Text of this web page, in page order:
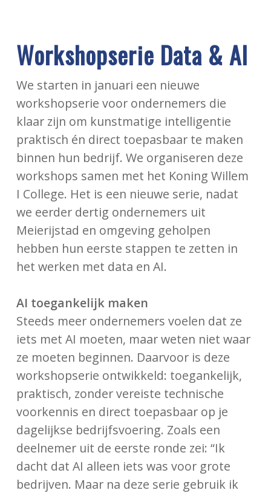
Workshopserie Data & AI
We starten in januari een nieuwe
workshopserie voor ondernemers die
klaar zijn om kunstmatige intelligentie
praktisch én direct toepasbaar te maken
binnen hun bedrijf. We organiseren deze
workshops samen met het Koning Willem
I College. Het is een nieuwe serie, nadat
we eerder dertig ondernemers uit
Meierijstad en omgeving geholpen
hebben hun eerste stappen te zetten in
het werken met data en AI.
AI toegankelijk maken
Steeds meer ondernemers voelen dat ze
iets met AI moeten, maar weten niet waar
ze moeten beginnen. Daarvoor is deze
workshopserie ontwikkeld: toegankelijk,
praktisch, zonder vereiste technische
voorkennis en direct toepasbaar op je
dagelijkse bedrijfsvoering. Zoals een
deelnemer uit de eerste ronde zei: “Ik
dacht dat AI alleen iets was voor grote
bedrijven. Maar na deze serie gebruik ik